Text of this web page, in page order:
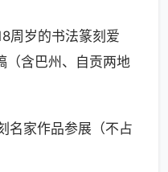
周岁的书法篆刻爱
（含巴州、自贡两地
名家作品参展（不占